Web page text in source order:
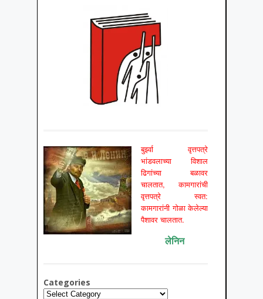
बुर्झ्वा वृत्तपत्रे
भांडवलाच्या विशाल
ढिगांच्या बळावर
चालतात, कामगारांची
वृत्तपत्रे स्वत:
कामगारांनी गोळा केलेल्या
पैशावर चालतात.
लेनिन
Categories
Categories